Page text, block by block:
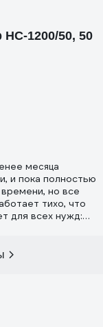
1200/50, 50
месяца
но все
тихо, что
для всех нужд:
арматура, что